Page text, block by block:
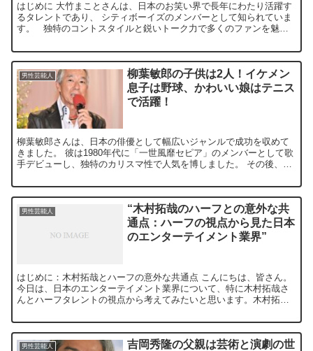
はじめに 大竹まことさんは、日本のお笑い界で長年にわたり活躍す
るタレントであり、 シティボーイズのメンバーとして知られていま
す。 独特のコントスタイルと鋭いトーク力で多くのファンを魅了
男性芸能人
柳葉敏郎の子供は2人！イケメン
息子は野球、かわいい娘はテニス
で活躍！
柳葉敏郎さんは、日本の俳優として幅広いジャンルで成功を収めて
きました。 彼は1980年代に「一世風靡セピア」のメンバーとして歌
手デビューし、独特のカリスマ性で人気を博しました。 その後、俳
男性芸能人
“木村拓哉のハーフとの意外な共
通点：ハーフの視点から見た日本
のエンターテイメント業界”
はじめに：木村拓哉とハーフの意外な共通点 こんにちは、皆さん。
今日は、日本のエンターテイメント業界について、特に木村拓哉さ
んとハーフタレントの視点から考えてみたいと思います。木村拓哉
男性芸能人
吉岡秀隆の父親は芸術と演劇の世